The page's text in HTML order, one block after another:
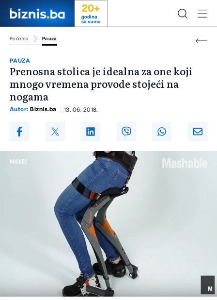
20+
godina
sa vama
Početna Pauza
PAUZA
Prenosna stolica je idealna za one koji
mnogo vremena provode stojeći na
nogama
Autor: Biznis.ba 13. 06. 2018.